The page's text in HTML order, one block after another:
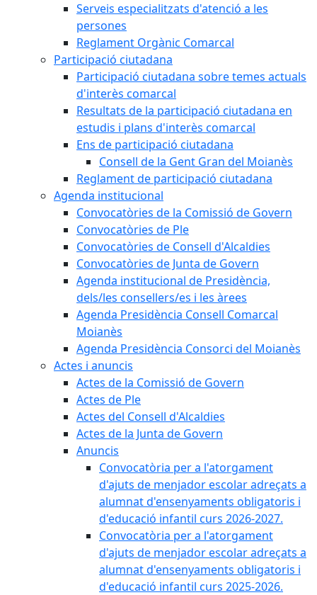
Serveis especialitzats d'atenció a les
persones
Reglament Orgànic Comarcal
Participació ciutadana
Participació ciutadana sobre temes actuals
d'interès comarcal
Resultats de la participació ciutadana en
estudis i plans d'interès comarcal
Ens de participació ciutadana
Consell de la Gent Gran del Moianès
Reglament de participació ciutadana
Agenda institucional
Convocatòries de la Comissió de Govern
Convocatòries de Ple
Convocatòries de Consell d'Alcaldies
Convocatòries de Junta de Govern
Agenda institucional de Presidència,
dels/les consellers/es i les àrees
Agenda Presidència Consell Comarcal
Moianès
Agenda Presidència Consorci del Moianès
Actes i anuncis
Actes de la Comissió de Govern
Actes de Ple
Actes del Consell d'Alcaldies
Actes de la Junta de Govern
Anuncis
Convocatòria per a l'atorgament
d'ajuts de menjador escolar adreçats a
alumnat d'ensenyaments obligatoris i
d'educació infantil curs 2026-2027.
Convocatòria per a l'atorgament
d'ajuts de menjador escolar adreçats a
alumnat d'ensenyaments obligatoris i
d'educació infantil curs 2025-2026.